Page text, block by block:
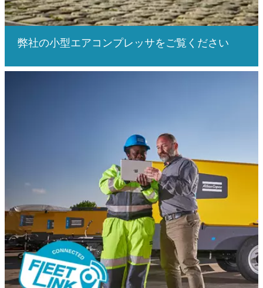
弊社の小型エアコンプレッサをご覧ください